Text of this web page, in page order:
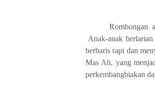
Rombongan
Anak-anak
berbaris rapi dan
Mas Ali, yang
perkembangbiakan